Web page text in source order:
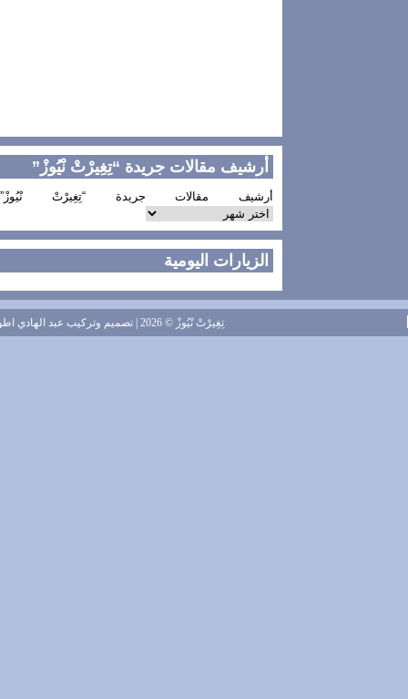
أرشيف مقالات جريدة “تِغِيرْتْ نْيُوزْ”
أرشيف مقالات جريدة “تِغِيرْتْ نْيُوزْ”
الزيارات اليومية
تِغِيرْتْ نْيُوزْ© 2026 | تصميم وتركيب عبد الهادي اطويل